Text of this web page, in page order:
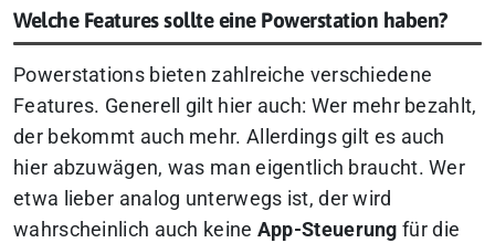
Welche Features sollte eine Powerstation haben?
Powerstations bieten zahlreiche verschiedene
Features. Generell gilt hier auch: Wer mehr bezahlt,
der bekommt auch mehr. Allerdings gilt es auch
hier abzuwägen, was man eigentlich braucht. Wer
etwa lieber analog unterwegs ist, der wird
wahrscheinlich auch keine App-Steuerung für die